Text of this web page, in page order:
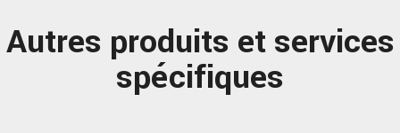
Autres produits et services
spécifiques